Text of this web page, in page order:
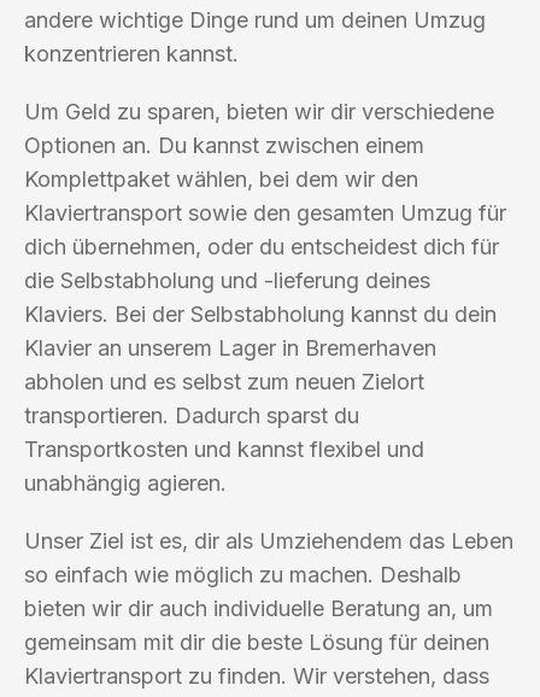
andere wichtige Dinge rund um deinen Umzug
konzentrieren kannst.
Um Geld zu sparen, bieten wir dir verschiedene
Optionen an. Du kannst zwischen einem
Komplettpaket wählen, bei dem wir den
Klaviertransport sowie den gesamten Umzug für
dich übernehmen, oder du entscheidest dich für
die Selbstabholung und -lieferung deines
Klaviers. Bei der Selbstabholung kannst du dein
Klavier an unserem Lager in Bremerhaven
abholen und es selbst zum neuen Zielort
transportieren. Dadurch sparst du
Transportkosten und kannst flexibel und
unabhängig agieren.
Unser Ziel ist es, dir als Umziehendem das Leben
so einfach wie möglich zu machen. Deshalb
bieten wir dir auch individuelle Beratung an, um
gemeinsam mit dir die beste Lösung für deinen
Klaviertransport zu finden. Wir verstehen, dass